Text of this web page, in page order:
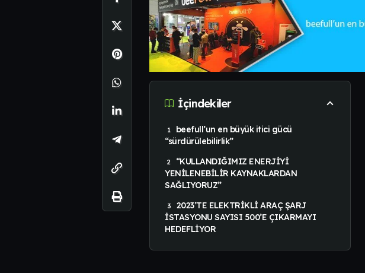
İçindekiler
beefull’un en büyük itici gücü
“sürdürülebilirlik”
“KULLANDIĞIMIZ ENERJİYİ
YENİLENEBİLİR KAYNAKLARDAN
SAĞLIYORUZ”
2023’TE ELEKTRİKLİ ARAÇ ŞARJ
İSTASYONU SAYISI 500’E ÇIKARMAYI
HEDEFLİYOR